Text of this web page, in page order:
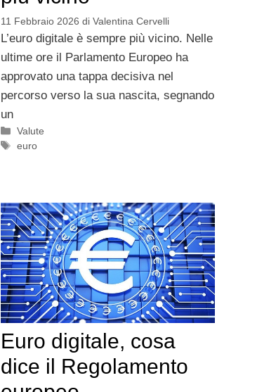
11 Febbraio 2026 di Valentina Cervelli
L’euro digitale è sempre più vicino. Nelle
ultime ore il Parlamento Europeo ha
approvato una tappa decisiva nel
percorso verso la sua nascita, segnando
un
Categorie
Valute
Tag
euro
Euro digitale, cosa
dice il Regolamento